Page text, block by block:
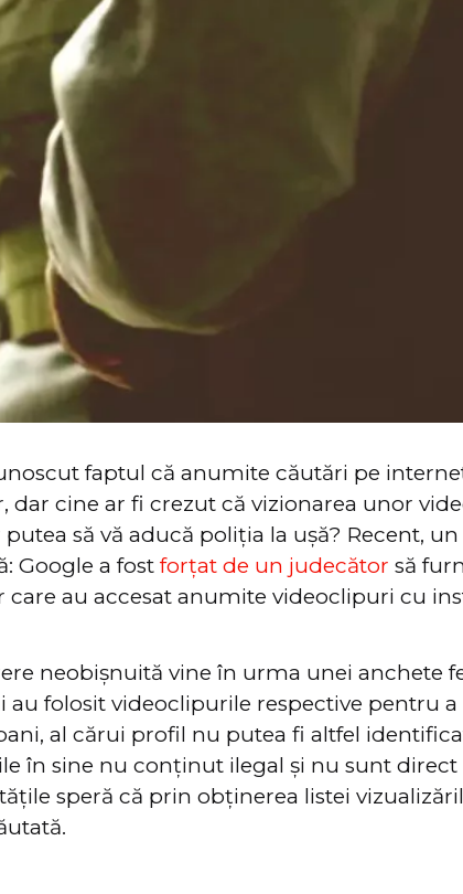
faptul că anumite căutări pe
dar cine ar fi crezut că vizionarea unor
putea să vă aducă poliția la ușă? Recent,
Google a fost forțat de un judecător să
care au accesat anumite videoclipuri cu
neobișnuită vine în urma unei anchete
au folosit videoclipurile respective pentru
al cărui profil nu putea fi altfel
în sine nu conținut ilegal și nu sunt direct
speră că prin obținerea listei